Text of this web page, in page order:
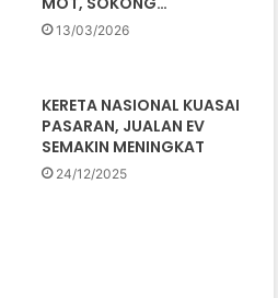
13/03/2026
KERETA NASIONAL KUASAI
PASARAN, JUALAN EV
SEMAKIN MENINGKAT
24/12/2025